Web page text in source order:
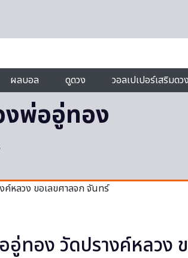
ผลบอล ดูดวง วอลเปเปอร์เสริมดวง
พ่ออู่ทอง
ทอง วัดปรางค์หลวง